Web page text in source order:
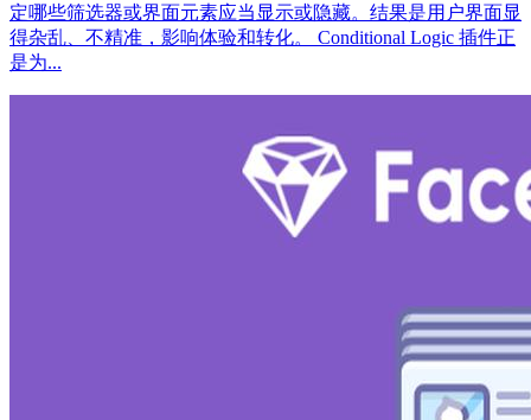
定哪些筛选器或界面元素应当显示或隐藏。结果是用户界面显
得杂乱、不精准，影响体验和转化。 Conditional Logic 插件正
是为...